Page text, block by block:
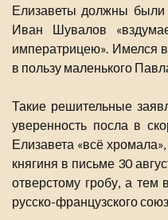
Елизаветы должны были
Иван Шувалов
императрицею». Имелся
в пользу маленького
Такие решительные
уверенность посла в
Елизавета «всё
княгиня в письме 30
отверстому гробу, а тем
русско-французского